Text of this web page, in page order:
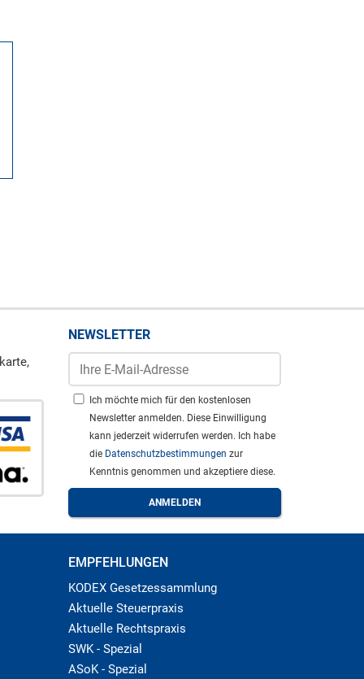
NEWSLETTER
Ich möchte mich für den kostenlosen
Newsletter anmelden. Diese Einwilligung
kann jederzeit widerrufen werden. Ich habe
die Datenschutzbestimmungen zur
Kenntnis genommen und akzeptiere diese.
EMPFEHLUNGEN
KODEX Gesetzessammlung
Aktuelle Steuerpraxis
Aktuelle Rechtspraxis
SWK - Spezial
ASoK - Spezial